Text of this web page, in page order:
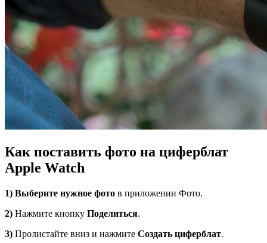
Как поставить фото на циферблат
Apple Watch
1) Выберите нужное фото в приложении Фото.
2) Нажмите кнопку Поделиться.
3) Пролистайте вниз и нажмите Создать циферблат.